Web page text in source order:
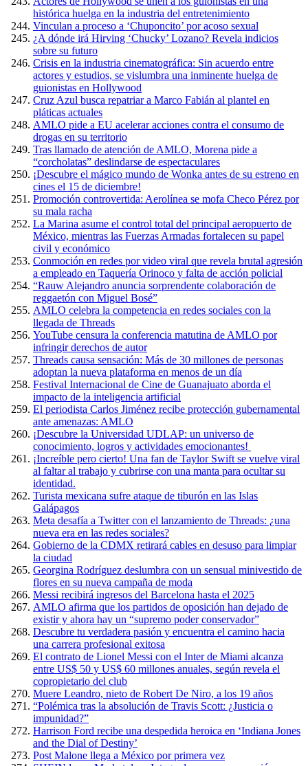
histórica huelga en la industria del entretenimiento
Vinculan a proceso a ‘Chuponcito’ por acoso sexual
¿A dónde irá Hirving ‘Chucky’ Lozano? Revela indicios
sobre su futuro
Crisis en la industria cinematográfica: Sin acuerdo entre
actores y estudios, se vislumbra una inminente huelga de
guionistas en Hollywood
Cruz Azul busca repatriar a Marco Fabián al plantel en
pláticas actuales
AMLO pide a EU acelerar acciones contra el consumo de
drogas en su territorio
Tras llamado de atención de AMLO, Morena pide a
“corcholatas” deslindarse de espectaculares
¡Descubre el mágico mundo de Wonka antes de su estreno en
cines el 15 de diciembre!
Promoción controvertida: Aerolínea se mofa Checo Pérez por
su mala racha
La Marina asume el control total del principal aeropuerto de
México, mientras las Fuerzas Armadas fortalecen su papel
civil y económico
Conmoción en redes por video viral que revela brutal agresión
a empleado en Taquería Orinoco y falta de acción policial
“Rauw Alejandro anuncia sorprendente colaboración de
reggaetón con Miguel Bosé”
AMLO celebra la competencia en redes sociales con la
llegada de Threads
YouTube censura la conferencia matutina de AMLO por
infringir derechos de autor
Threads causa sensación: Más de 30 millones de personas
adoptan la nueva plataforma en menos de un día
Festival Internacional de Cine de Guanajuato aborda el
impacto de la inteligencia artificial
El periodista Carlos Jiménez recibe protección gubernamental
ante amenazas: AMLO
¡Descubre la Universidad UDLAP: un universo de
conocimiento, logros y actividades emocionantes!
¡Increíble pero cierto! Una fan de Taylor Swift se vuelve viral
al faltar al trabajo y cubrirse con una manta para ocultar su
identidad.
Turista mexicana sufre ataque de tiburón en las Islas
Galápagos
Meta desafía a Twitter con el lanzamiento de Threads: ¿una
nueva era en las redes sociales?
Gobierno de la CDMX retirará cables en desuso para limpiar
la ciudad
Georgina Rodríguez deslumbra con un sensual minivestido de
flores en su nueva campaña de moda
Messi recibirá ingresos del Barcelona hasta el 2025
AMLO afirma que los partidos de oposición han dejado de
existir y ahora hay un “supremo poder conservador”
Descubre tu verdadera pasión y encuentra el camino hacia
una carrera profesional exitosa
El contrato de Lionel Messi con el Inter de Miami alcanza
entre US$ 50 y US$ 60 millones anuales, según revela el
copropietario del club
Muere Leandro, nieto de Robert De Niro, a los 19 años
“Polémica tras la absolución de Travis Scott: ¿Justicia o
impunidad?”
Harrison Ford recibe una despedida heroica en ‘Indiana Jones
and the Dial of Destiny’
Post Malone llega a México por primera vez